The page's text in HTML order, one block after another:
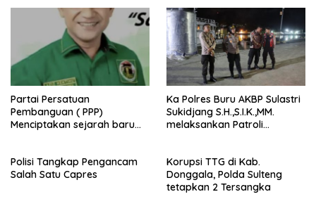
Partai Persatuan
Pembanguan ( PPP)
Menciptakan sejarah baru
Buru (Namlea).
Ka Polres Buru AKBP Sulastri
Sukidjang S.H.,S.I.K.,MM.
melaksankan Patroli
Polisi Tangkap Pengancam
Salah Satu Capres
Korupsi TTG di Kab.
Donggala, Polda Sulteng
tetapkan 2 Tersangka